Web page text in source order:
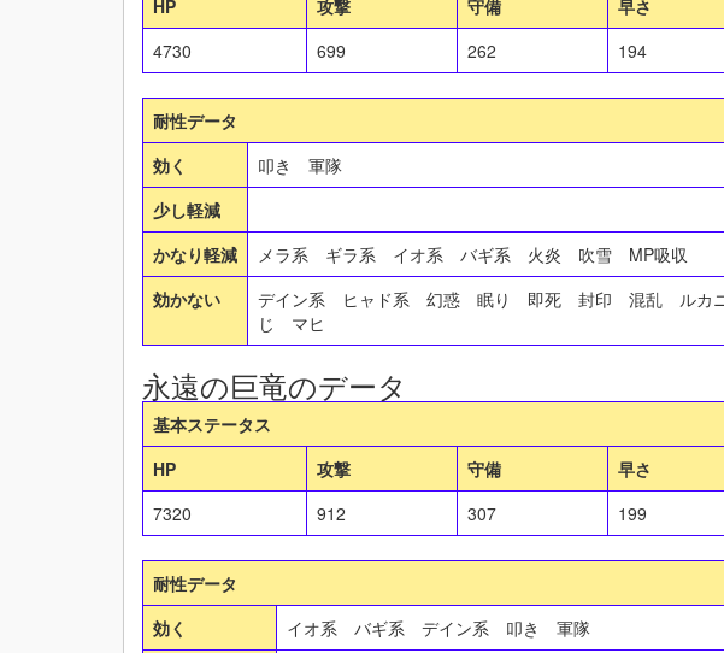
HP
攻撃 守備 早さ
4730
699 262 194
耐性データ
効く
叩き 軍隊
少し軽減
かなり軽減
メラ系 ギラ系 イオ系 バギ系 火炎 吹雪 MP吸収
効かない
デイン系 ヒャド系 幻惑 眠り 即死 封印 混乱 ル
じ マヒ
永遠の巨竜のデータ
基本ステータス
HP
攻撃 守備 早さ
7320
912 307 199
耐性データ
効く
イオ系 バギ系 デイン系 叩き 軍隊